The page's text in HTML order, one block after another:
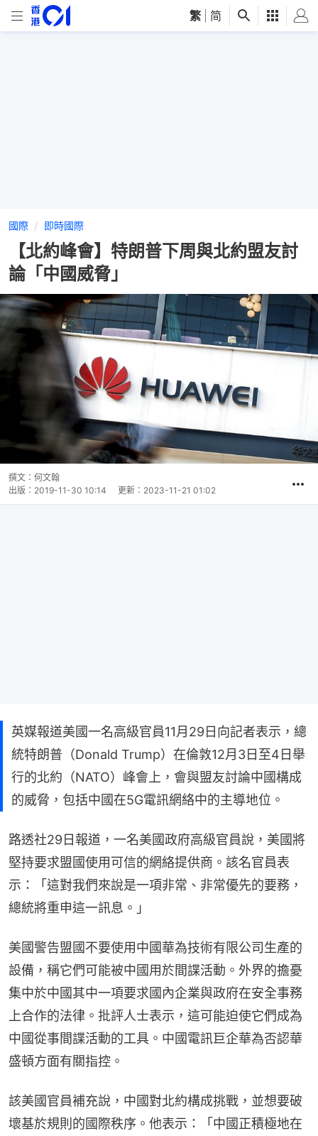
繁 简
國際 即時國際
【北約峰會】特朗普下周與北約盟友討
論「中國威脅」
撰文： 何文翰
出版： 2019-11-30 10:14 更新： 2023-11-21 01:02
英媒報道美國一名高級官員11月29日向記者表示，總
統特朗普（Donald Trump）在倫敦12月3日至4日舉
行的北約（NATO）峰會上，會與盟友討論中國構成
的威脅，包括中國在5G電訊網絡中的主導地位。
路透社29日報道，一名美國政府高級官員說，美國將
堅持要求盟國使用可信的網絡提供商。該名官員表
示：「這對我們來說是一項非常、非常優先的要務，
總統將重申這一訊息。」
美國警告盟國不要使用中國華為技術有限公司生產的
設備，稱它們可能被中國用於間諜活動。外界的擔憂
集中於中國其中一項要求國內企業與政府在安全事務
上合作的法律。批評人士表示，這可能迫使它們成為
中國從事間諜活動的工具。中國電訊巨企華為否認華
盛頓方面有關指控。
該美國官員補充說，中國對北約構成挑戰，並想要破
壞基於規則的國際秩序。他表示：「中國正積極地在